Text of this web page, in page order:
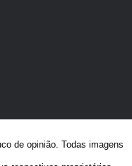
de opinião. Todas imagens